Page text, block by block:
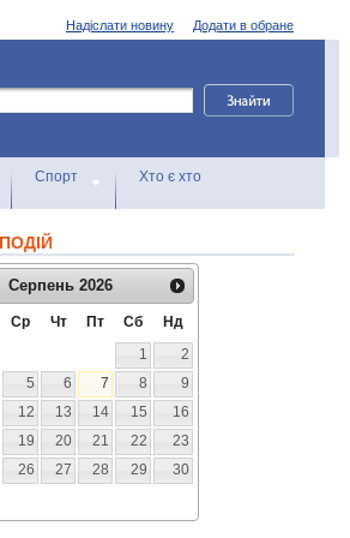
Додати в обране
Надіслати новину
Спорт Хто є хто
Серпень 2026
Ср Чт Пт Сб
Нд
1
2
5 6 7 8
9
12 13 14 15
16
19 20 21 22
23
26 27 28 29
30